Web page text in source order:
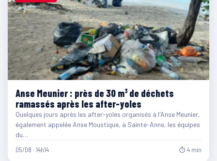
Anse Meunier : près de 30 m³ de déchets
ramassés après les after-yoles
Quelques jours après les after-yoles organisés à l'Anse Meunier,
également appelée Anse Moustique, à Sainte-Anne, les équipes
du…
05/08 · 14h14 ⏱ 4 min